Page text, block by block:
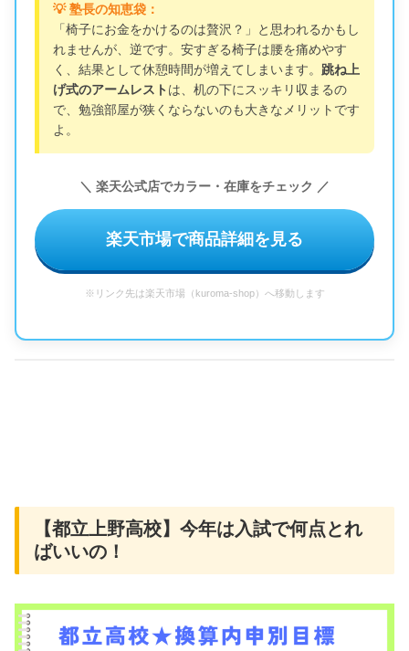
💡 塾長の知恵袋：
「椅子にお金をかけるのは贅沢？」と思われるかもし
れませんが、逆です。安すぎる椅子は腰を痛めやす
く、結果として休憩時間が増えてしまいます。 跳ね上
げ式のアームレスト は、机の下にスッキリ収まるの
で、勉強部屋が狭くならないのも大きなメリットです
よ。
＼ 楽天公式店でカラー・在庫をチェック ／
楽天市場で商品詳細を見る
※リンク先は楽天市場（kuroma-shop）へ移動します
【都立上野高校】今年は入試で何点とれ
ばいいの！